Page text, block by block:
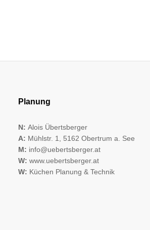
Planung
N: Alois Übertsberger
A: Mühlstr. 1, 5162 Obertrum a. See
M: info@uebertsberger.at
W: www.uebertsberger.at
W: Küchen Planung & Technik